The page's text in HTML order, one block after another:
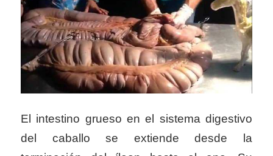
El intestino grueso en el sistema digestivo
del caballo se extiende desde la